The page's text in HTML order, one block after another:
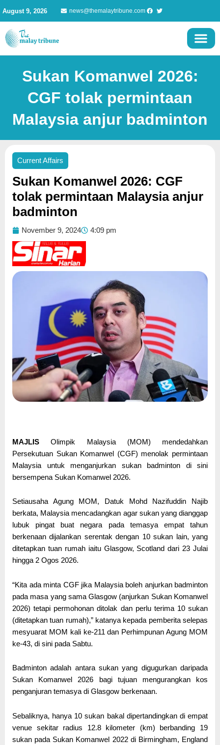
content
August 9, 2026 news@themalaytribune.com
Sukan Komanwel 2026:
CGF tolak permintaan
Malaysia anjur badminton
Current Affairs
Sukan Komanwel 2026: CGF
tolak permintaan Malaysia anjur
badminton
November 9, 2024 4:09 pm
MAJLISOlimpik Malaysia (MOM) mendedahkan
Persekutuan Sukan Komanwel (CGF) menolak permintaan
Malaysia untuk menganjurkan sukan badminton di sini
bersempena Sukan Komanwel 2026.
Setiausaha Agung MOM, Datuk Mohd Nazifuddin Najib
berkata, Malaysia mencadangkan agar sukan yang dianggap
lubuk pingat buat negara pada temasya empat tahun
berkenaan dijalankan serentak dengan 10 sukan lain, yang
ditetapkan tuan rumah iaitu Glasgow, Scotland dari 23 Julai
hingga 2 Ogos 2026.
“Kita ada minta CGF jika Malaysia boleh anjurkan badminton
pada masa yang sama Glasgow (anjurkan Sukan Komanwel
2026) tetapi permohonan ditolak dan perlu terima 10 sukan
(ditetapkan tuan rumah),” katanya kepada pemberita selepas
mesyuarat MOM kali ke-211 dan Perhimpunan Agung MOM
ke-43, di sini pada Sabtu.
Badminton adalah antara sukan yang digugurkan daripada
Sukan Komanwel 2026 bagi tujuan mengurangkan kos
penganjuran temasya di Glasgow berkenaan.
Sebaliknya, hanya 10 sukan bakal dipertandingkan di empat
venue sekitar radius 12.8 kilometer (km) berbanding 19
sukan pada Sukan Komanwel 2022 di Birmingham, England